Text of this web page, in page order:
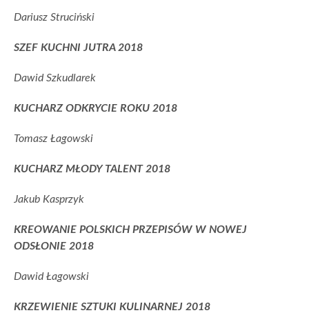
Dariusz Struciński
SZEF KUCHNI JUTRA 2018
Dawid Szkudlarek
KUCHARZ ODKRYCIE ROKU 2018
Tomasz Łagowski
KUCHARZ MŁODY TALENT 2018
Jakub Kasprzyk
KREOWANIE POLSKICH PRZEPISÓW W NOWEJ
ODSŁONIE 2018
Dawid Łagowski
KRZEWIENIE SZTUKI KULINARNEJ 2018